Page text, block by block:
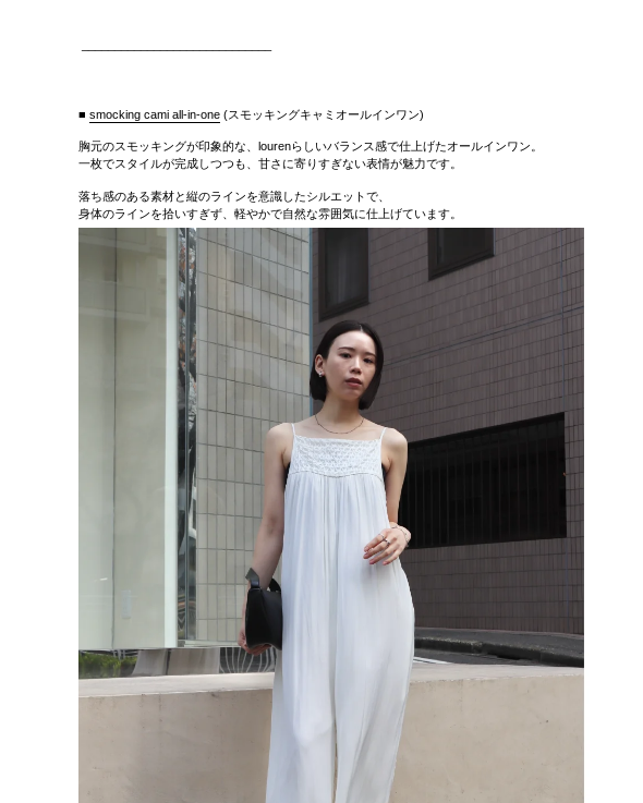
■ smocking cami all-in-one(スモッキングキャミオールインワン)
胸元のスモッキングが印象的な、lourenらしいバランス感で仕上げたオールインワン。
一枚でスタイルが完成しつつも、甘さに寄りすぎない表情が魅力です。
落ち感のある素材と縦のラインを意識したシルエットで、
身体のラインを拾いすぎず、軽やかで自然な雰囲気に仕上げています。